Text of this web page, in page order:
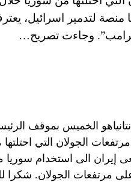
لتدمير اسرائيل،
وجاءت تصريح…
الخميس بموقف
إيران الى استخدام سوريا
مرتفعات الجولان.